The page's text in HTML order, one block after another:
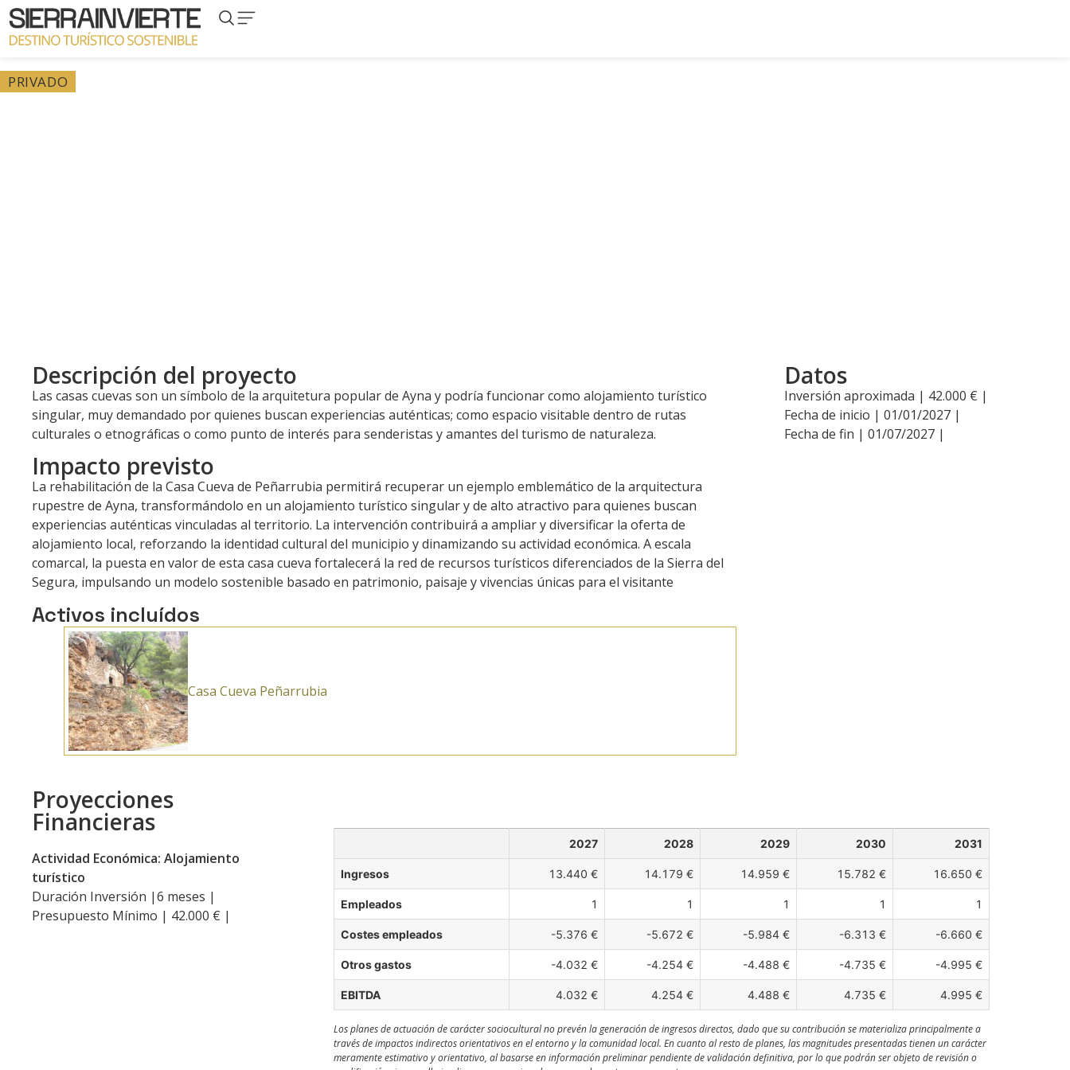
PRIVADO
Descripción del proyecto
Las casas cuevas son un símbolo de la arquitetura popular de Ayna y podría funcionar como alojamiento turístico
singular, muy demandado por quienes buscan experiencias auténticas; como espacio visitable dentro de rutas
culturales o etnográficas o como punto de interés para senderistas y amantes del turismo de naturaleza.
Impacto previsto
La rehabilitación de la Casa Cueva de Peñarrubia permitirá recuperar un ejemplo emblemático de la arquitectura
rupestre de Ayna, transformándolo en un alojamiento turístico singular y de alto atractivo para quienes buscan
experiencias auténticas vinculadas al territorio. La intervención contribuirá a ampliar y diversificar la oferta de
alojamiento local, reforzando la identidad cultural del municipio y dinamizando su actividad económica. A escala
comarcal, la puesta en valor de esta casa cueva fortalecerá la red de recursos turísticos diferenciados de la Sierra del
Segura, impulsando un modelo sostenible basado en patrimonio, paisaje y vivencias únicas para el visitante
Datos
Inversión aproximada | 42.000 € |
Fecha de inicio | 01/01/2027 |
Fecha de fin | 01/07/2027 |
Activos incluídos
Casa Cueva Peñarrubia
Proyecciones
Financieras
Actividad Económica: Alojamiento
turístico
Duración Inversión |6 meses |
Presupuesto Mínimo | 42.000 € |
2027 2028 2029 2030 2031
Ingresos 13.440 € 14.179 € 14.959 € 15.782 € 16.650 €
Empleados 1 1 1 1 1
Costes empleados -5.376 € -5.672 € -5.984 € -6.313 € -6.660 €
Otros gastos -4.032 € -4.254 € -4.488 € -4.735 € -4.995 €
EBITDA 4.032 € 4.254 € 4.488 € 4.735 € 4.995 €
Los planes de actuación de carácter sociocultural no prevén la generación de ingresos directos, dado que su contribución se materializa principalmente a
través de impactos indirectos orientativos en el entorno y la comunidad local. En cuanto al resto de planes, las magnitudes presentadas tienen un carácter
meramente estimativo y orientativo, al basarse en información preliminar pendiente de validación definitiva, por lo que podrán ser objeto de revisión o